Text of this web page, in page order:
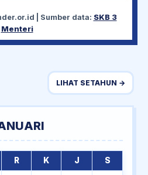
| Sumber data: SKB 3
Menteri
LIHAT SETAHUN →
R K J S